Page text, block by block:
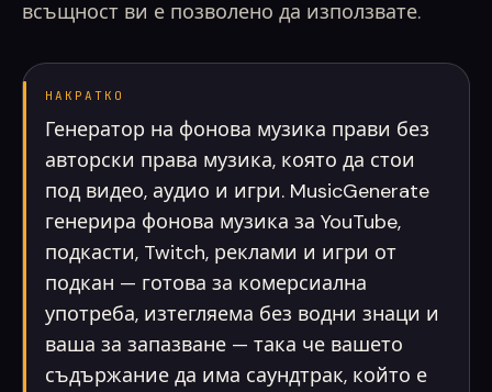
всъщност ви е позволено да използвате.
НАКРАТКО
Генератор на фонова музика прави без
авторски права музика, която да стои
под видео, аудио и игри. MusicGenerate
генерира фонова музика за YouTube,
подкасти, Twitch, реклами и игри от
подкан — готова за комерсиална
употреба, изтегляема без водни знаци и
ваша за запазване — така че вашето
съдържание да има саундтрак, който е